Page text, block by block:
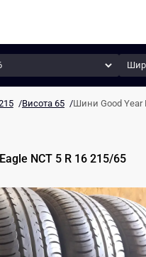
/Висота 65 /Шини Good Year
Eagle NCT 5 R 16 215/65